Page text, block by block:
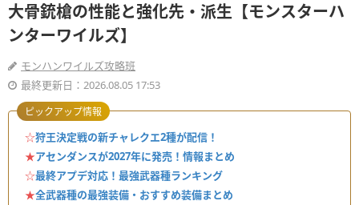
大骨銃槍の性能と強化先・派生【モンスターハ
ンターワイルズ】
モンハンワイルズ攻略班
最終更新日：2026.08.05 17:53
☆狩王決定戦の新チャレクエ2種が配信！
★アセンダンスが2027年に発売！情報まとめ
☆最終アプデ対応！最強武器種ランキング
★全武器種の最強装備・おすすめ装備まとめ
ピックアップ情報